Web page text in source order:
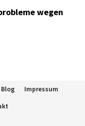
wegen
Impressum